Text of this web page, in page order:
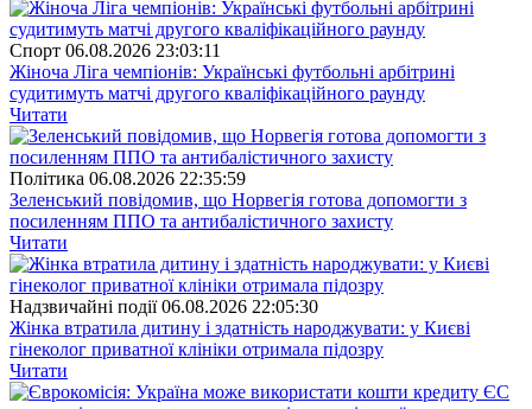
Спорт 06.08.2026 23:03:11
Жіноча Ліга чемпіонів: Українські футбольні арбітрині
судитимуть матчі другого кваліфікаційного раунду
Читати
Полiтика 06.08.2026 22:35:59
Зеленський повідомив, що Норвегія готова допомогти з
посиленням ППО та антибалістичного захисту
Читати
Надзвичайні події 06.08.2026 22:05:30
Жінка втратила дитину і здатність народжувати: у Києві
гінеколог приватної клініки отримала підозру
Читати